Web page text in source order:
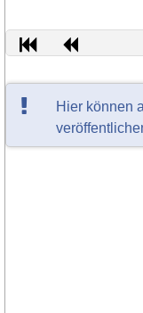
Hier können